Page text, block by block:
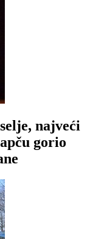
najveći
gorio